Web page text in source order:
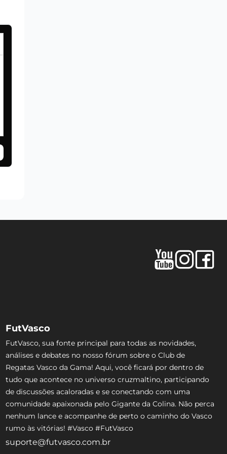
FutVasco
FutVasco, sua fonte principal para todas as novidades,
análises e debates no nosso fórum sobre o Club de
Regatas Vasco da Gama! Aqui, você ficará por dentro de
tudo que acontece no universo cruzmaltino, participando
de discussões acaloradas e se conectando com uma
comunidade apaixonada pelo Gigante da Colina. Não perca
nenhum lance e acompanhe de perto o caminho do Vasco
rumo às vitórias! #Vasco #FutVasco
suporte@futvasco.com.br